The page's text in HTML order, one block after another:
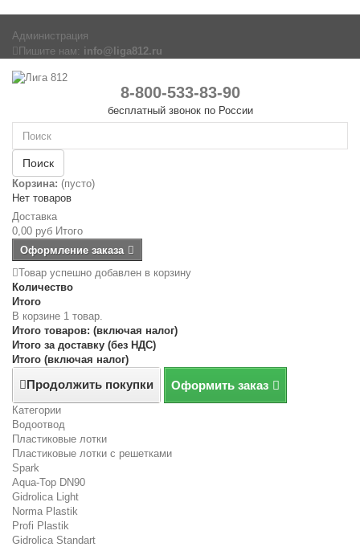
Администрация
Пишите нам: info@liga812.ru
8-800-533-83-90
бесплатный звонок по России
Поиск
Корзина: (пусто)
Нет товаров
Доставка
0,00 руб Итого
Оформление заказа
Товар успешно добавлен в корзину
Количество
Итого
В корзине 1 товар.
Итого товаров: (включая налог)
Итого за доставку (без НДС)
Итого (включая налог)
Продолжить покупки Оформить заказ
Категории
Водоотвод
Пластиковые лотки
Пластиковые лотки с решетками
Spark
Aqua-Top DN90
Gidrolica Light
Norma Plastik
Profi Plastik
Gidrolica Standart